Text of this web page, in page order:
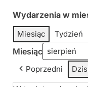
Wydarzenia w
Miesiąc Tydzień
Miesiąc
Poprzedni